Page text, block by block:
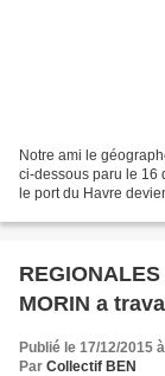
Notre ami le
ci-dessous paru le 16
le port du Havre
MORIN a
Publié le 17/12/2015
Par Collectif BEN